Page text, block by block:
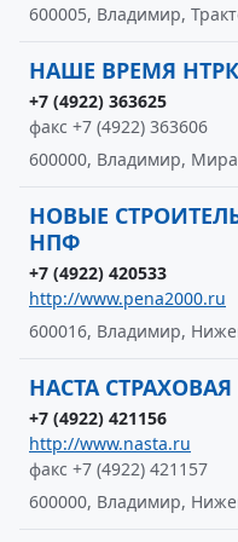
600005, Владимир,
НАШЕ ВРЕМЯ НТРК
+7 (4922) 363625
факс +7 (4922) 363606
600000, Владимир, Мира
НОВЫЕ
НПФ
+7 (4922) 420533
http://www.pena2000.ru
600016, Владимир,
НАСТА
+7 (4922) 421156
http://www.nasta.ru
факс +7 (4922) 421157
600000, Владимир,